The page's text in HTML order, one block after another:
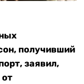
получивший
заявил,